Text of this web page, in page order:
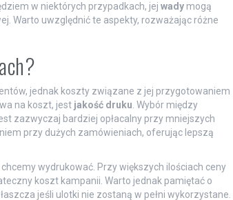
w niektórych przypadkach, jej wadymogą
Warto uwzględnić te aspekty, rozważając różne
jednak koszty związane z jej przygotowaniem
na koszt, jest jakość druku. Wybór między
zazwyczaj bardziej opłacalny przy mniejszych
przy dużych zamówieniach, oferując lepszą
wydrukować. Przy większych ilościach ceny
koszt kampanii. Warto jednak pamiętać o
jeśli ulotki nie zostaną w pełni wykorzystane.